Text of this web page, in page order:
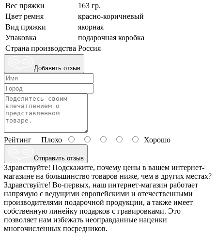
Вес пряжки
163 гр.
Цвет ремня
красно-коричневый
Вид пряжки
якорная
Упаковка
подарочная коробка
Страна производства Россия
Добавить отзыв
Рейтинг Плохо Хорошо
Отправить отзыв
Здравствуйте! Подскажите, почему цены в вашем интернет-
магазине на большинство товаров ниже, чем в других местах?
Здравствуйте! Во-первых, наш интернет-магазин работает
напрямую с ведущими европейскими и отечественными
производителями подарочной продукции, а также имеет
собственную линейку подарков с гравировками. Это
позволяет нам избежать неоправданные наценки
многочисленных посредников.